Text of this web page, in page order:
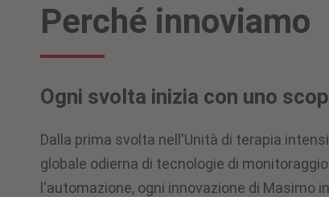
Perché innoviamo
Ogni svolta inizia con uno
Dalla prima svolta nell'Unità di terapia
globale odierna di tecnologie di
l'automazione, ogni innovazione di Masimo